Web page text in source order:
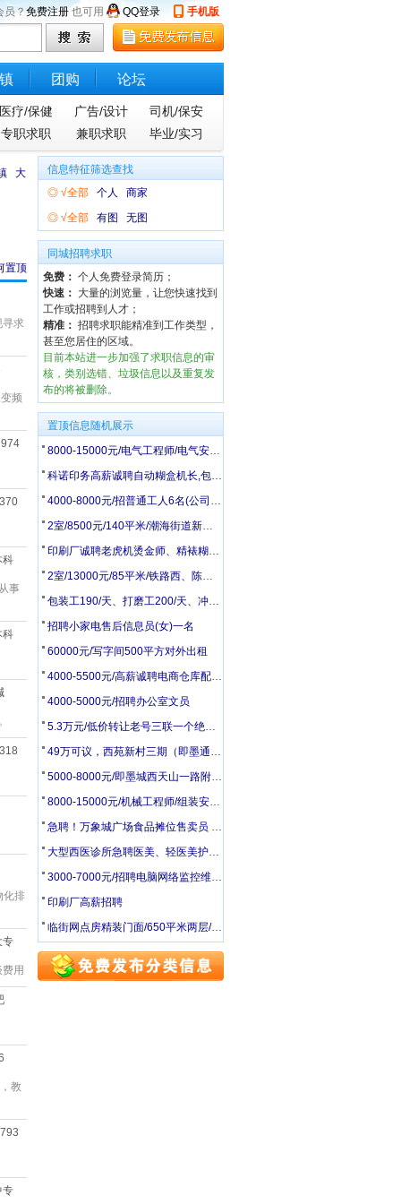
员？免费注册 也可用 QQ登录 手机版
团购 论坛
医疗/保健 广告/设计
司机/保安
专职求职 兼职求职 毕业/实习
大
置顶
求
频
科
事
科
化排
专
用
教
专
信息特征筛选查找
◎ √全部 个人
商家
◎ √全部 有图 无图
同城招聘求职
免费： 个人免费登录简历；
快速： 大量的浏览量，让您快速找到
工作或招聘到人才；
精准： 招聘求职能精准到工作类型，
甚至您居住的区域。
目前本站进一步加强了求职信息的审
核，类别选错、垃圾信息以及重复发
布的将被删除。
置顶信息随机展示
8000-15000元/电气工程师/电气安装工/电工配盘工
科诺印务高薪诚聘自动糊盒机长,包装检品工,胶印机副工,模切工,统计
4000-8000元/招普通工人6名(公司在28中附近)
2室/8500元/140平米/潮海街道新建村平房140平带院有井水
印刷厂诚聘老虎机烫金师、精裱糊盒调度、机刀工、男女普工
2室/13000元/85平米/铁路西、陈家河小区
包装工190/天、打磨工200/天、冲床、压力机操作240/天
招聘小家电售后信息员(女)一名
60000元/写字间500平方对外出租
4000-5500元/高薪诚聘电商仓库配货打包3人
4000-5000元/招聘办公室文员
5.3万元/低价转让老号三联一个绝对好号
49万可议，西苑新村三期（即墨通济）黄金楼层83.17平 出售
5000-8000元/即墨城西天山一路附近招聘司机2名
8000-15000元/机械工程师/组装安装工/钳工/电焊钣金工
急聘！万象城广场食品摊位售卖员 5500-6000 + 车补
大型西医诊所急聘医美、轻医美护士（有经验优先）
3000-7000元/招聘电脑网络监控维修员
印刷厂高薪招聘
临街网点房精装门面/650平米两层/大同街与振华街交界处(原新世界大厦路口处)